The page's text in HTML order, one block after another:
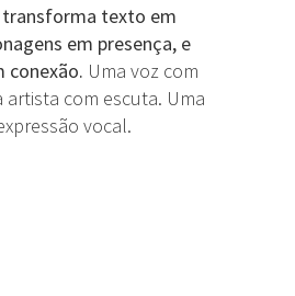
transforma texto em
em presença, e
conexão. Uma voz com
artista com escuta. Uma
vocal.